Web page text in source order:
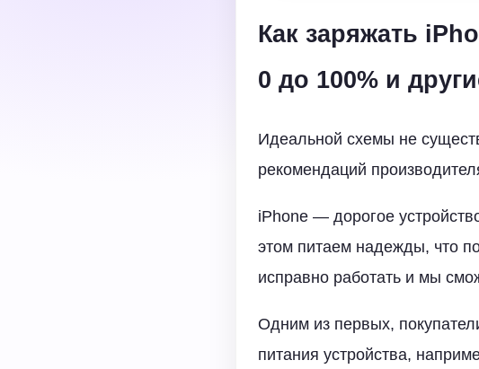
Как заряжать
0 до 100% и
Идеальной схемы не
рекомендаций
iPhone — дорогое
этом питаем надежды, что
исправно работать и мы
Одним из первых,
питания устройства,